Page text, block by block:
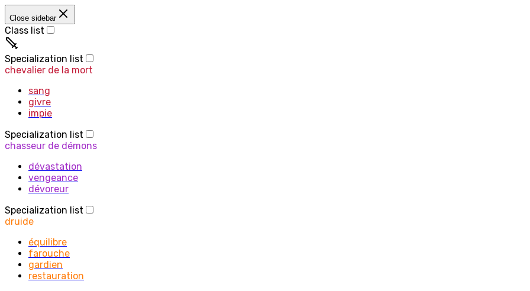
Close sidebar
Class list
Specialization list
chevalier de la mort
sang
givre
impie
Specialization list
chasseur de démons
dévastation
vengeance
dévoreur
Specialization list
druide
équilibre
farouche
gardien
restauration